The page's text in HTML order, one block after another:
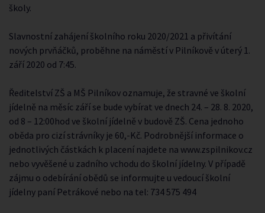
školy.
Slavnostní zahájení školního roku 2020/2021 a přivítání
nových prvňáčků, proběhne na náměstí v Pilníkově v úterý 1.
září 2020 od 7:45.
Ředitelství ZŠ a MŠ Pilníkov oznamuje, že stravné ve školní
jídelně na měsíc září se bude vybírat ve dnech 24. – 28. 8. 2020,
od 8 – 12:00hod ve školní jídelně v budově ZŠ. Cena jednoho
oběda pro cizí strávníky je 60,-Kč. Podrobnější informace o
jednotlivých částkách k placení najdete na www.zspilnikov.cz
nebo vyvěšené u zadního vchodu do školní jídelny. V případě
zájmu o odebírání obědů se informujte u vedoucí školní
jídelny paní Petrákové nebo na tel: 734 575 494